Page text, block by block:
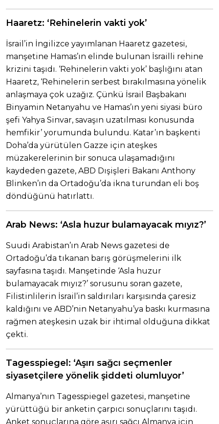
Haaretz: ‘Rehinelerin vakti yok’
İsrail’in İngilizce yayımlanan Haaretz gazetesi,
manşetine Hamas’ın elinde bulunan İsrailli rehine
krizini taşıdı. ‘Rehinelerin vakti yok’ başlığını atan
Haaretz, ‘Rehinelerin serbest bırakılmasına yönelik
anlaşmaya çok uzağız. Çünkü İsrail Başbakanı
Binyamin Netanyahu ve Hamas’ın yeni siyasi büro
şefi Yahya Sinvar, savaşın uzatılması konusunda
hemfikir’ yorumunda bulundu. Katar’ın başkenti
Doha’da yürütülen Gazze için ateşkes
müzakerelerinin bir sonuca ulaşamadığını
kaydeden gazete, ABD Dışişleri Bakanı Anthony
Blinken’ın da Ortadoğu’da ikna turundan eli boş
döndüğünü hatırlattı.
Arab News: ‘Asla huzur bulamayacak mıyız?’
Suudi Arabistan’ın Arab News gazetesi de
Ortadoğu’da tıkanan barış görüşmelerini ilk
sayfasına taşıdı. Manşetinde ‘Asla huzur
bulamayacak mıyız?’ sorusunu soran gazete,
Filistinlilerin İsrail’in saldırıları karşısında çaresiz
kaldığını ve ABD’nin Netanyahu’ya baskı kurmasına
rağmen ateşkesin uzak bir ihtimal olduğuna dikkat
çekti.
Tagesspiegel: ‘Aşırı sağcı seçmenler
siyasetçilere yönelik şiddeti olumluyor’
Almanya’nın Tagesspiegel gazetesi, manşetine
yürüttüğü bir anketin çarpıcı sonuçlarını taşıdı.
Anket sonuçlarına göre aşırı sağcı Almanya için